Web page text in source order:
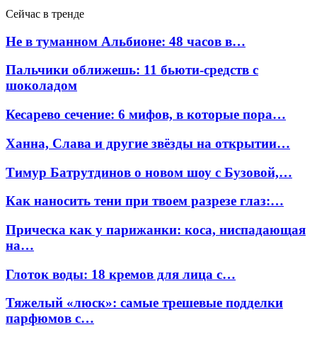
Сейчас в тренде
Не в туманном Альбионе: 48 часов в…
Пальчики оближешь: 11 бьюти-средств с
шоколадом
Кесарево сечение: 6 мифов, в которые пора…
Ханна, Слава и другие звёзды на открытии…
Тимур Батрутдинов о новом шоу с Бузовой,…
Как наносить тени при твоем разрезе глаз:…
Прическа как у парижанки: коса, ниспадающая
на…
Глоток воды: 18 кремов для лица с…
Тяжелый «люск»: самые трешевые подделки
парфюмов с…